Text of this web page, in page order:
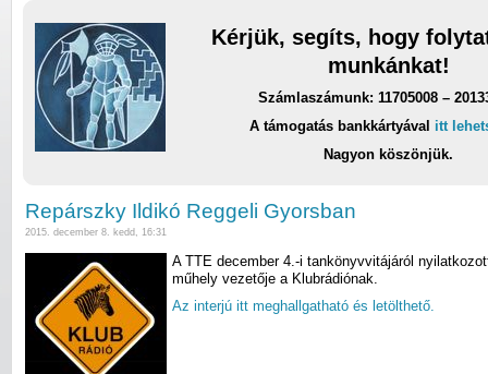
Kérjük, segíts, hogy
munkánkat!
Számlaszámunk: 11705008 –
A támogatás bankkártyával itt
Nagyon köszönjük.
Repárszky Ildikó Reggeli Gyorsban
2015. december 8. kedd, 16:31
A TTE december 4.-i tankönyvvitájáról
műhely vezetője a Klubrádiónak.
Az interjú itt meghallgatható és letölthető.